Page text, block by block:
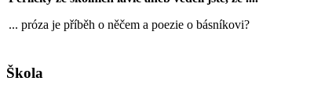
... próza je příběh o něčem a poezie o básníkovi?
Škola